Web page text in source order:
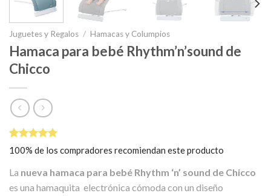
Juguetes y Regalos / Hamacas y Columpios
Hamaca para bebé Rhythm’n’sound de
Chicco
Valorado
5.00 sobre
en
1
puntuación
100% de los compradores recomiendan este producto
La nueva hamaca para bebé Rhythm ‘n’ sound de Chicco
es una hamaquita electrónica cómoda con un diseño